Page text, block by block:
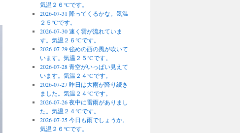
気温２６℃です。
2026-07-31 降ってくるかな。気温
２５℃です。
2026-07-30 速く雲が流れていま
す。気温２６℃です。
2026-07-29 強めの西の風が吹いて
います。気温２５℃です。
2026-07-28 青空がいっぱい見えて
います。気温２４℃です。
2026-07-27 昨日は大雨が降り続き
ました。気温２４℃です。
2026-07-26 夜中に雷雨がありまし
た。気温２４℃です。
2026-07-25 今日も雨でしょうか。
気温２６℃です。